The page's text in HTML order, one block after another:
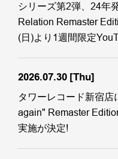
シリーズ第2弾、24年
Relation Remaster
(日)より1週間限定
2026.07.30 [Thu]
タワーレコード新宿
again" Remaster
実施が決定!